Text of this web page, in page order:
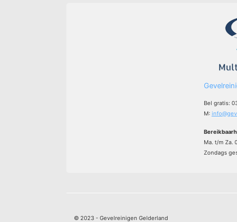
Bel gratis:
M:
Ma. t/m Za.
Zondags
© 2023 - Gevelreinigen Gelderland